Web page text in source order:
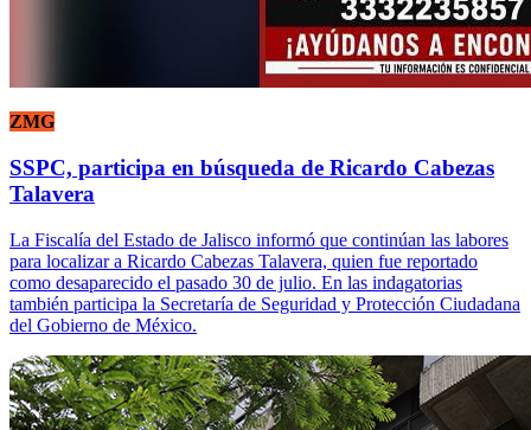
ZMG
SSPC, participa en búsqueda de Ricardo Cabezas
Talavera
La Fiscalía del Estado de Jalisco informó que continúan las labores
para localizar a Ricardo Cabezas Talavera, quien fue reportado
como desaparecido el pasado 30 de julio. En las indagatorias
también participa la Secretaría de Seguridad y Protección Ciudadana
del Gobierno de México.